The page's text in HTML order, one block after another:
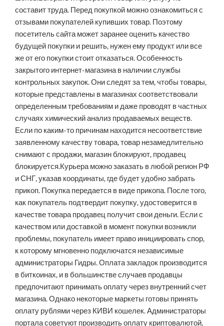
составит труда. Перед покупкой можно ознакомиться с
отзывами покупателей купивших товар. Поэтому
посетитель сайта может заранее оценить качество
будущей покупки и решить, нужен ему продукт или все
же от его покупки стоит отказаться. Особенность
закрытого интернет-магазина в наличии службы
контрольных закупок. Они следят за тем, чтобы товары,
которые представлены в магазинах соответствовали
определенным требованиям и даже проводят в частных
случаях химический анализ продаваемых веществ.
Если по каким-то причинам находится несоответствие
заявленному качеству товара, товар незамедлительно
снимают с продажи, магазин блокируют, продавец
блокируется.Курьера можно заказать в любой регион РФ
и СНГ, указав координаты, где будет удобно забрать
прикоп. Покупка передается в виде прикопа. После того,
как покупатель подтвердит покупку, удостоверится в
качестве товара продавец получит свои деньги. Если с
качеством или доставкой в момент покупки возникли
проблемы, покупатель имеет право инициировать спор,
к которому мгновенно подключатся независимые
администраторы Гидры. Оплата закладок производится
в биткоинах, и в большинстве случаев продавцы
предпочитают принимать оплату через внутренний счет
магазина. Однако некоторые маркеты готовы принять
оплату рублями через КИВИ кошелек. Администраторы
портала советуют производить оплату криптовалютой,